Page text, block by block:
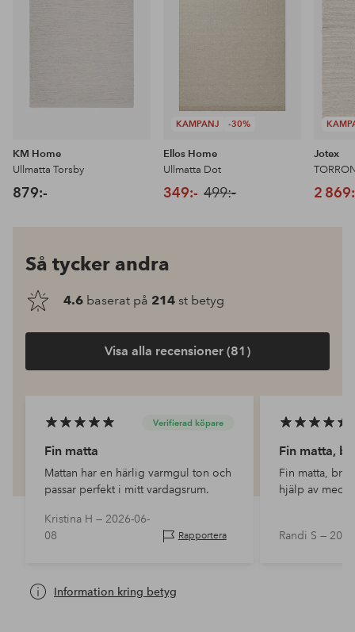
KM Home
Ullmatta Torsby
879:-
KAMPANJ -30%
Ellos Home
Ullmatta Dot
349:- 499:-
Jotex
2
Så tycker andra
4.6 baserat på 214 st betyg
Visa alla recensioner (81)
Verifierad köpare
Fin matta
Mattan har en härlig varmgul ton och
passar perfekt i mitt vardagsrum.
Kristina H — 2026-06-
08
Rapportera
Fin matta,
Fin matta, bra
hjälp av
Randi S —
Information kring betyg